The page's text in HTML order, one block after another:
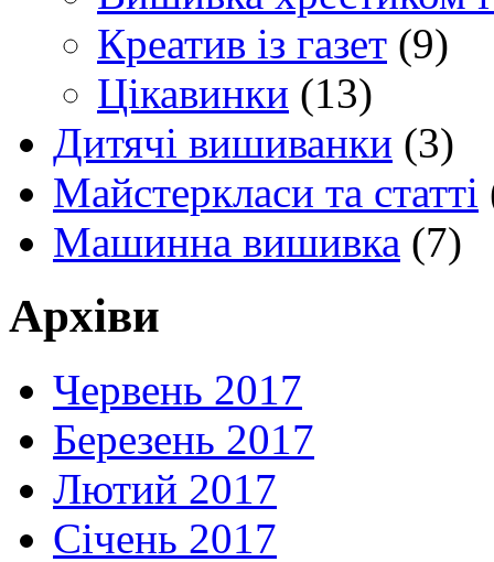
Креатив із газет (9)
Цікавинки (13)
Дитячі вишиванки (3)
Майстеркласи та статті
Машинна вишивка (7)
Архіви
Червень 2017
Березень 2017
Лютий 2017
Січень 2017